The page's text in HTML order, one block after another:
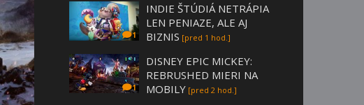
1
INDIE ŠTÚDIÁ NETRÁPIA
LEN PENIAZE, ALE AJ
BIZNIS [pred 1 hod.]
1
DISNEY EPIC MICKEY:
REBRUSHED MIERI NA
MOBILY [pred 2 hod.]